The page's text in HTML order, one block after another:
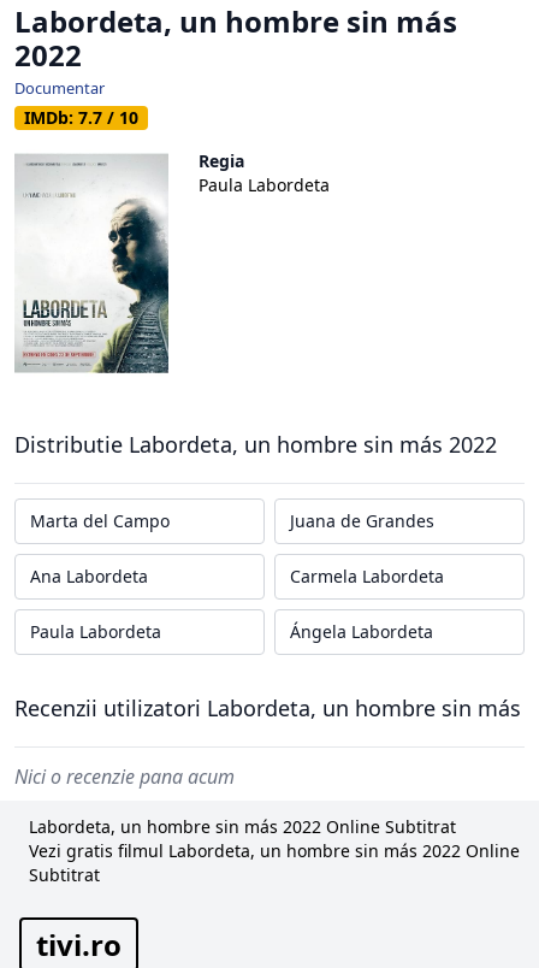
Labordeta, un hombre sin más
2022
Documentar
IMDb: 7.7 / 10
Regia
Paula Labordeta
Distributie Labordeta, un hombre sin más 2022
Marta del Campo Juana de Grandes
Ana Labordeta Carmela Labordeta
Paula Labordeta Ángela Labordeta
Recenzii utilizatori Labordeta, un hombre sin más
Nici o recenzie pana acum
Labordeta, un hombre sin más 2022 Online Subtitrat
Vezi gratis filmul Labordeta, un hombre sin más 2022 Online
Subtitrat
tivi.ro